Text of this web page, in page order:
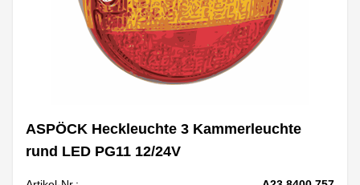
ASPÖCK Heckleuchte 3 Kammerleuchte
rund LED PG11 12/24V